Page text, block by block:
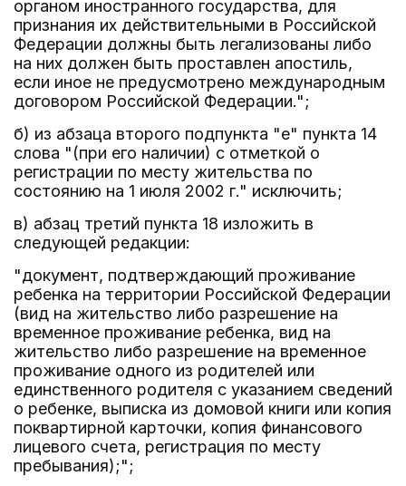
органом иностранного государства, для
признания их действительными в Российской
Федерации должны быть легализованы либо
на них должен быть проставлен апостиль,
если иное не предусмотрено международным
договором Российской Федерации.";
б) из абзаца второго подпункта "е" пункта 14
слова "(при его наличии) с отметкой о
регистрации по месту жительства по
состоянию на 1 июля 2002 г." исключить;
в) абзац третий пункта 18 изложить в
следующей редакции:
"документ, подтверждающий проживание
ребенка на территории Российской Федерации
(вид на жительство либо разрешение на
временное проживание ребенка, вид на
жительство либо разрешение на временное
проживание одного из родителей или
единственного родителя с указанием сведений
о ребенке, выписка из домовой книги или копия
поквартирной карточки, копия финансового
лицевого счета, регистрация по месту
пребывания);";